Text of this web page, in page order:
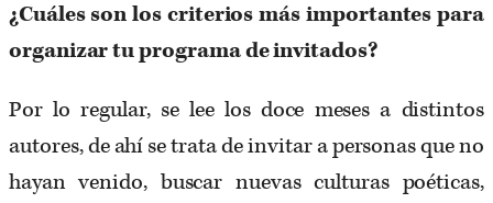
¿Cuáles son los criterios más importantes para
organizar tu programa de invitados?
Por lo regular, se lee los doce meses a distintos
autores, de ahí se trata de invitar a personas que no
hayan venido, buscar nuevas culturas poéticas,